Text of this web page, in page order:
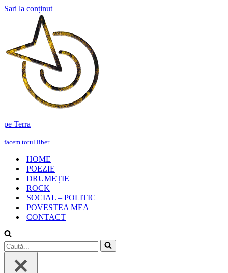
Sari la conținut
pe Terra
facem totul liber
HOME
POEZIE
DRUMEȚIE
ROCK
SOCIAL – POLITIC
POVESTEA MEA
CONTACT
Caută...